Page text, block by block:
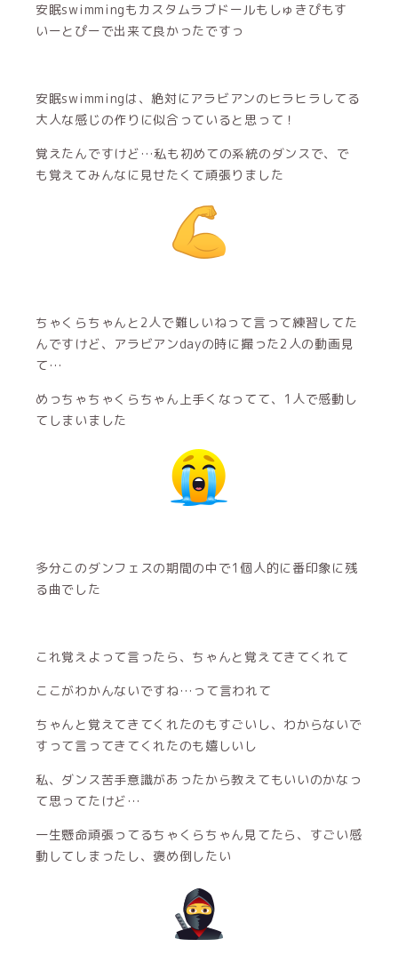
安眠swimmingもカスタムラブドールもしゅきぴもす
いーとぴーで出来て良かったですっ
安眠swimmingは、絶対にアラビアンのヒラヒラしてる
大人な感じの作りに似合っていると思って！
覚えたんですけど…私も初めての系統のダンスで、で
も覚えてみんなに見せたくて頑張りました
ちゃくらちゃんと2人で難しいねって言って練習してた
んですけど、アラビアンdayの時に撮った2人の動画見
て…
めっちゃちゃくらちゃん上手くなってて、1人で感動し
てしまいました
多分このダンフェスの期間の中で1個人的に番印象に残
る曲でした
これ覚えよって言ったら、ちゃんと覚えてきてくれて
ここがわかんないですね…って言われて
ちゃんと覚えてきてくれたのもすごいし、わからないで
すって言ってきてくれたのも嬉しいし
私、ダンス苦手意識があったから教えてもいいのかなっ
て思ってたけど…
一生懸命頑張ってるちゃくらちゃん見てたら、すごい感
動してしまったし、褒め倒したい